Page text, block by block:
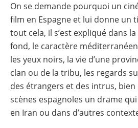
On se demande pourquoi un
film en Espagne et lui donne un
tout cela, il s’est expliqué dans
fond, le caractère
les yeux noirs, la vie d’une
clan ou de la tribu, les regards
des étrangers et des intrus,
scènes espagnoles un drame
en Iran ou dans d’autres